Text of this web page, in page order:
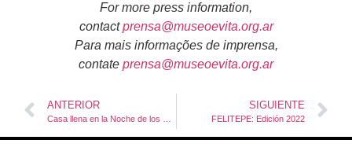
For more press information,
contactprensa@museoevita.org.ar
Para mais informações de imprensa,
contate prensa@museoevita.org.ar
ANTERIOR SIGUIENTE
FELITEPE: Edición 2022